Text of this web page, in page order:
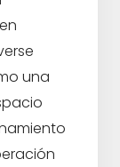
una